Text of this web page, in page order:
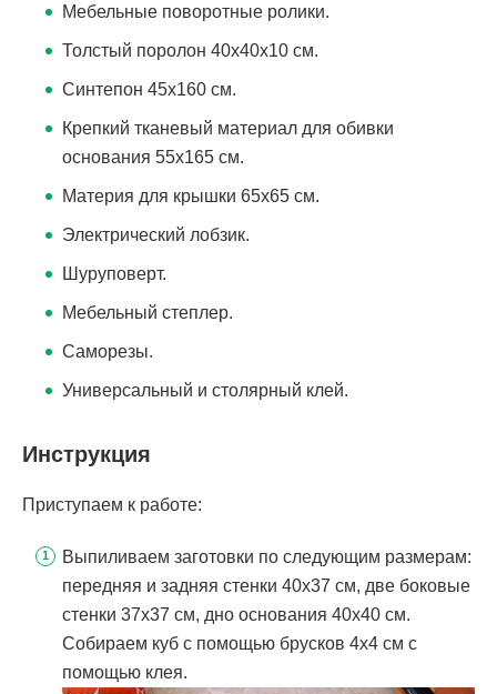
Мебельные поворотные ролики.
Толстый поролон 40х40х10 см.
Синтепон 45х160 см.
Крепкий тканевый материал для обивки
основания 55х165 см.
Материя для крышки 65х65 см.
Электрический лобзик.
Шуруповерт.
Мебельный степлер.
Саморезы.
Универсальный и столярный клей.
Инструкция
Приступаем к работе:
Выпиливаем заготовки по следующим размерам:
передняя и задняя стенки 40х37 см, две боковые
стенки 37х37 см, дно основания 40х40 см.
Собираем куб с помощью брусков 4х4 см с
помощью клея.